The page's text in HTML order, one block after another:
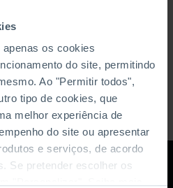
os cookies
do site, permitindo
Ao "Permitir todos",
tipo de cookies, que
melhor experiência de
do site ou apresentar
e serviços, de acordo
Se pretender escolher os